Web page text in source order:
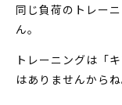
同じ負荷のトレー
ん。
トレーニングは「
はありませんからね